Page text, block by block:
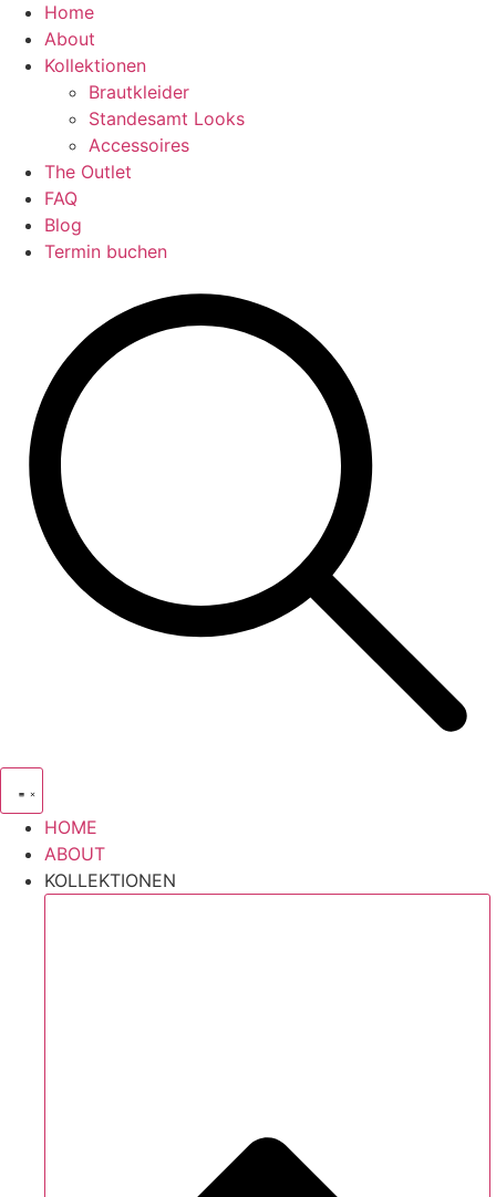
Home
About
Kollektionen
Brautkleider
Standesamt Looks
Accessoires
The Outlet
FAQ
Blog
Termin buchen
HOME
ABOUT
KOLLEKTIONEN